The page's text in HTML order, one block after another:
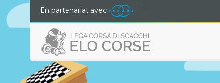
En partenariat avec